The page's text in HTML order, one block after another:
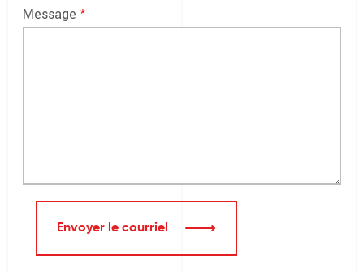
Message
Envoyer le courriel